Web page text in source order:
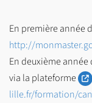
En première année
http://
En deuxième année
via la plateforme
lille.fr/formation/